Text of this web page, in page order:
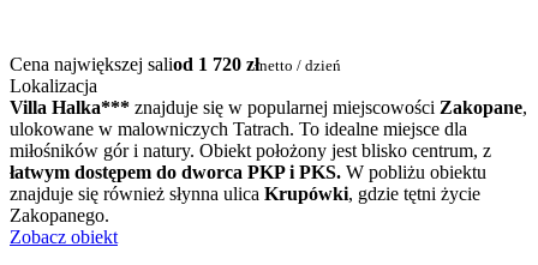
Cena największej saliod 1 720 złnetto / dzień
Lokalizacja
Villa Halka*** znajduje się w popularnej miejscowości Zakopane,
ulokowane w malowniczych Tatrach. To idealne miejsce dla
miłośników gór i natury. Obiekt położony jest blisko centrum, z
łatwym dostępem do dworca PKP i PKS. W pobliżu obiektu
znajduje się również słynna ulica Krupówki, gdzie tętni życie
Zakopanego.
Zobacz obiekt